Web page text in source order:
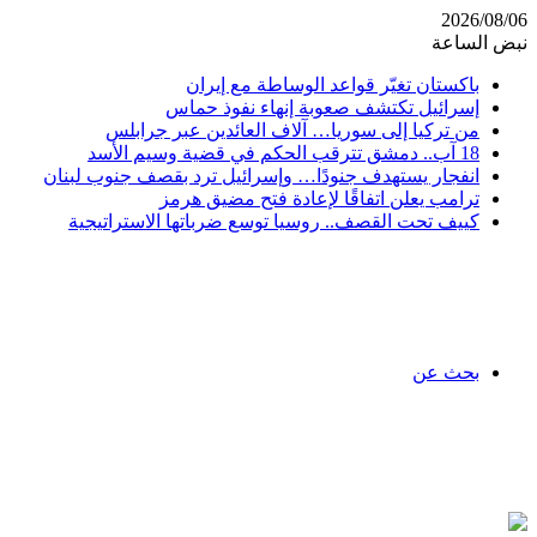
2026/08/06
نبض الساعة
باكستان تغيّر قواعد الوساطة مع إيران
إسرائيل تكتشف صعوبة إنهاء نفوذ حماس
من تركيا إلى سوريا… آلاف العائدين عبر جرابلس
18 آب.. دمشق تترقب الحكم في قضية وسيم الأسد
انفجار يستهدف جنودًا… وإسرائيل ترد بقصف جنوب لبنان
ترامب يعلن اتفاقًا لإعادة فتح مضيق هرمز
كييف تحت القصف.. روسيا توسع ضرباتها الاستراتيجية
بحث عن